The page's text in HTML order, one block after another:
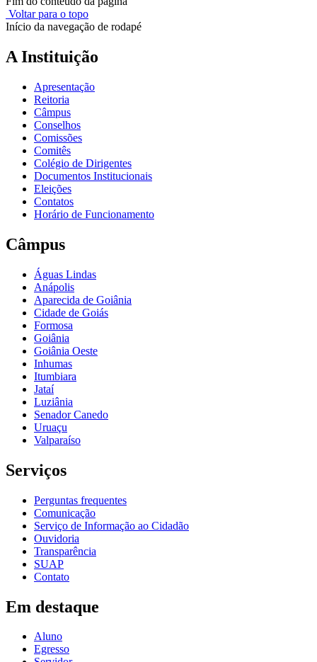
Voltar para o topo
Início da navegação de rodapé
A Instituição
Apresentação
Reitoria
Câmpus
Conselhos
Comissões
Comitês
Colégio de Dirigentes
Documentos Institucionais
Eleições
Contatos
Horário de Funcionamento
Câmpus
Águas Lindas
Anápolis
Aparecida de Goiânia
Cidade de Goiás
Formosa
Goiânia
Goiânia Oeste
Inhumas
Itumbiara
Jataí
Luziânia
Senador Canedo
Uruaçu
Valparaíso
Serviços
Perguntas frequentes
Comunicação
Serviço de Informação ao Cidadão
Ouvidoria
Transparência
SUAP
Contato
Em destaque
Aluno
Egresso